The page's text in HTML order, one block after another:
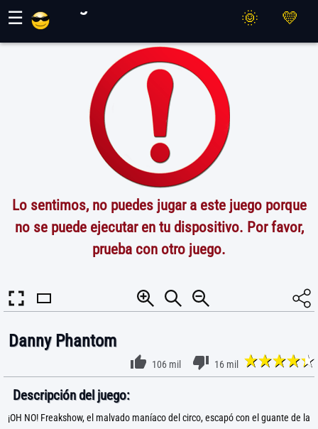
☰
Lo sentimos, no puedes jugar a este juego porque
no se puede ejecutar en tu dispositivo. Por favor,
prueba con otro juego.
Danny Phantom
106 mil 16 mil
Descripción del juego:
¡OH NO! Freakshow, el malvado maníaco del circo, escapó con el guante de la